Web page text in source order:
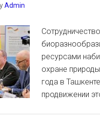
Admin
ресурсами
охране
года в
продвижении